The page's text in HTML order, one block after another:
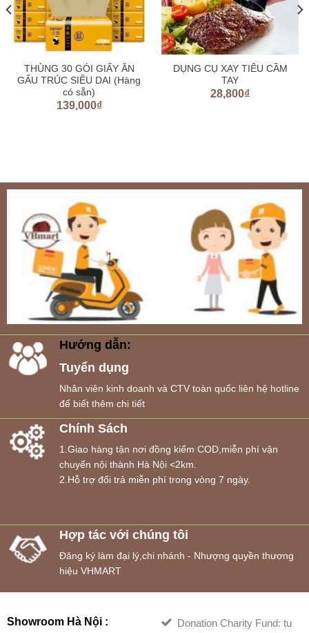
THÙNG 30 GÓI GIẤY ĂN
GẤU TRÚC SIÊU DAI (Hàng
có sẵn)
139,000₫
DỤNG CỤ XAY TIÊU CẦM
TAY
28,800₫
Hướng dẫn:
Tuyển dụng
Nhân viên kinh doanh và CTV toàn quốc liên hệ hotline
để biết thêm chi tiết
Chính Sách
1.Giao hàng tận nơi đồng kiểm COD,miễn phí vận
chuyển nội thành Hà Nội <2km.
2.Hỗ trợ đổi trả miễn phí trong vòng 7 ngày.
Hợp tác với chúng tôi
Đăng ký làm đại lý,chi nhánh - Nhượng quyền thương
hiệu VHMART
Showroom Hà Nội :
Donation Charity Fund: tu